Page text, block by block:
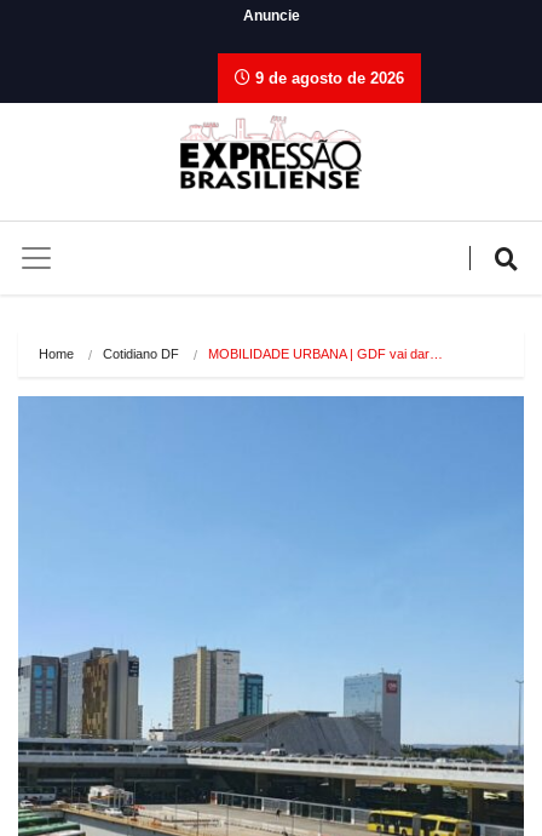
Anuncie
9 de agosto de 2026
Home Cotidiano DF MOBILIDADE URBANA | GDF vai dar…